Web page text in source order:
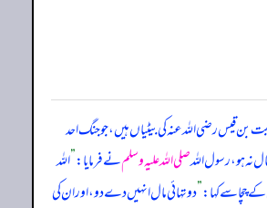
قیس رضی اللہ عنہ کی بیٹیاں ہیں، جو جنگ احد
ہو، رسول اللہصلی اللہ علیہ وسلمنے فرمایا:”اللہ
چچا سے کہا:”دو تہائی مال انہیں دے دو، اور ان کی